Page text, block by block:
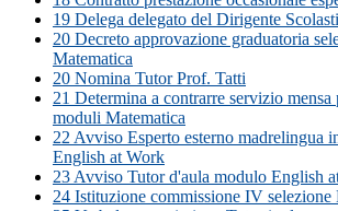
19 Delega delegato del Dirigente
20 Decreto approvazione graduatoria
Matematica
20 Nomina Tutor Prof. Tatti
21 Determina a contrarre servizio
moduli Matematica
22 Avviso Esperto esterno madrelingua
English at Work
23 Avviso Tutor d'aula modulo English
24 Istituzione commissione IV selezione